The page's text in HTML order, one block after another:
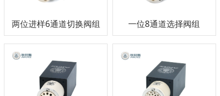
两位进样6通道切换阀组 一位8通道选择阀组